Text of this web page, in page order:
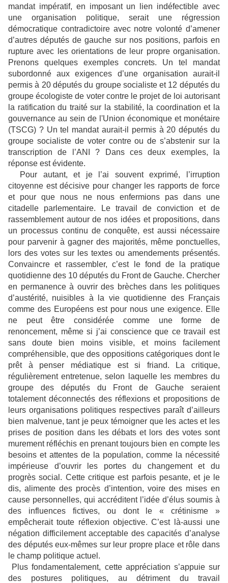
mandat impératif, en imposant un lien indéfectible avec
une organisation politique, serait une régression
démocratique contradictoire avec notre volonté d’amener
d’autres députés de gauche sur nos positions, parfois en
rupture avec les orientations de leur propre organisation.
Prenons quelques exemples concrets. Un tel mandat
subordonné aux exigences d’une organisation aurait-il
permis à 20 députés du groupe socialiste et 12 députés du
groupe écologiste de voter contre le projet de loi autorisant
la ratification du traité sur la stabilité, la coordination et la
gouvernance au sein de l'Union économique et monétaire
(TSCG) ? Un tel mandat aurait-il permis à 20 députés du
groupe socialiste de voter contre ou de s’abstenir sur la
transcription de l’ANI ? Dans ces deux exemples, la
réponse est évidente.
Pour autant, et je l’ai souvent exprimé, l’irruption
citoyenne est décisive pour changer les rapports de force
et pour que nous ne nous enfermions pas dans une
citadelle parlementaire. Le travail de conviction et de
rassemblement autour de nos idées et propositions, dans
un processus continu de conquête, est aussi nécessaire
pour parvenir à gagner des majorités, même ponctuelles,
lors des votes sur les textes ou amendements présentés.
Convaincre et rassembler, c’est le fond de la pratique
quotidienne des 10 députés du Front de Gauche. Chercher
en permanence à ouvrir des brèches dans les politiques
d’austérité, nuisibles à la vie quotidienne des Français
comme des Européens est pour nous une exigence. Elle
ne peut être considérée comme une forme de
renoncement, même si j’ai conscience que ce travail est
sans doute bien moins visible, et moins facilement
compréhensible, que des oppositions catégoriques dont le
prêt à penser médiatique est si friand. La critique,
régulièrement entretenue, selon laquelle les membres du
groupe des députés du Front de Gauche seraient
totalement déconnectés des réflexions et propositions de
leurs organisations politiques respectives paraît d’ailleurs
bien malvenue, tant je peux témoigner que les actes et les
prises de position dans les débats et lors des votes sont
murement réfléchis en prenant toujours bien en compte les
besoins et attentes de la population, comme la nécessité
impérieuse d’ouvrir les portes du changement et du
progrès social. Cette critique est parfois pesante, et je le
dis, alimente des procès d’intention, voire des mises en
cause personnelles, qui accréditent l’idée d’élus soumis à
des influences fictives, ou dont le « crétinisme »
empêcherait toute réflexion objective. C’est là-aussi une
négation difficilement acceptable des capacités d’analyse
des députés eux-mêmes sur leur propre place et rôle dans
le champ politique actuel.
Plus fondamentalement, cette appréciation s’appuie sur
des postures politiques, au détriment du travail